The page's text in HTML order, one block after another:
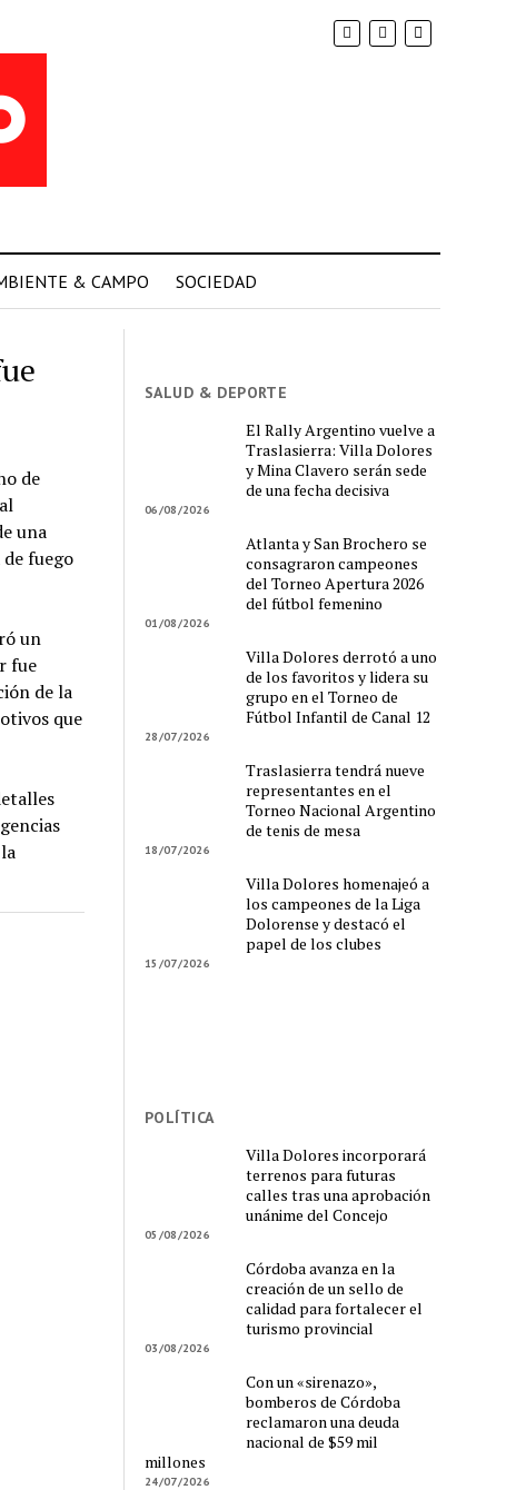
& CAMPO SOCIEDAD
de
una
fuego
un
fue
de la
que
SALUD & DEPORTE
El Rally Argentino vuelve a
Traslasierra: Villa Dolores
y Mina Clavero serán sede
de una fecha decisiva
06/08/2026
Atlanta y San Brochero se
consagraron campeones
del Torneo Apertura 2026
del fútbol femenino
01/08/2026
Villa Dolores derrotó a uno
de los favoritos y lidera su
grupo en el Torneo de
Fútbol Infantil de Canal 12
28/07/2026
Traslasierra tendrá nueve
representantes en el
Torneo Nacional Argentino
de tenis de mesa
18/07/2026
Villa Dolores homenajeó a
los campeones de la Liga
Dolorense y destacó el
papel de los clubes
15/07/2026
POLÍTICA
Villa Dolores incorporará
terrenos para futuras
calles tras una aprobación
unánime del Concejo
05/08/2026
Córdoba avanza en la
creación de un sello de
calidad para fortalecer el
turismo provincial
03/08/2026
Con un «sirenazo»,
bomberos de Córdoba
reclamaron una deuda
nacional de $59 mil
millones
24/07/2026